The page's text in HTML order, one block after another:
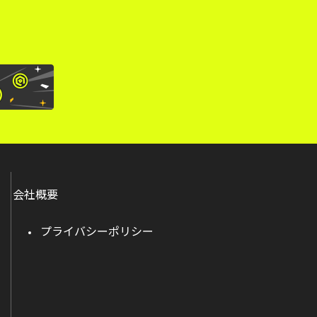
会社概要
プライバシーポリシー